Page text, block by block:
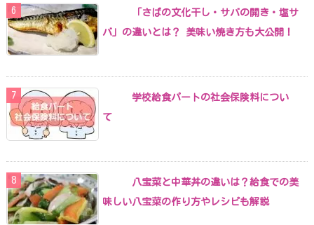
「さばの文化干し・サバの開き・塩サ
バ」の違いとは？ 美味い焼き方も大公開！
学校給食パートの社会保険料につい
て
八宝菜と中華丼の違いは？給食での美
味しい八宝菜の作り方やレシピも解説